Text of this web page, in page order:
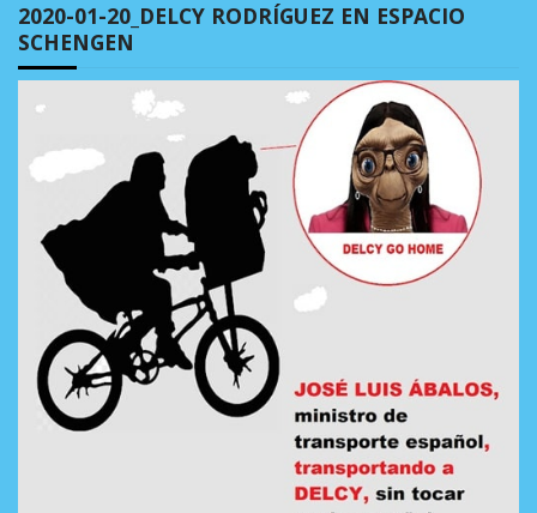
2020-01-20_DELCY RODRÍGUEZ EN ESPACIO
SCHENGEN